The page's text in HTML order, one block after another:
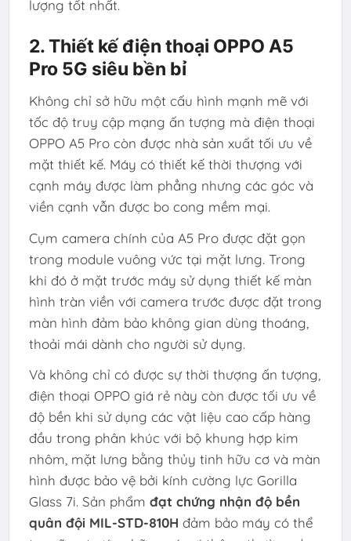
lượng tốt nhất.
2. Thiết kế điện thoại OPPO A5
Pro 5G siêu bền bỉ
Không chỉ sở hữu một cấu hình mạnh mẽ với
tốc độ truy cập mạng ấn tượng mà điện thoại
OPPO A5 Pro còn được nhà sản xuất tối ưu về
mặt thiết kế. Máy có thiết kế thời thượng với
cạnh máy được làm phẳng nhưng các góc và
viền cạnh vẫn được bo cong mềm mại.
Cụm camera chính của A5 Pro được đặt gọn
trong module vuông vức tại mặt lưng. Trong
khi đó ở mặt trước máy sử dụng thiết kế màn
hình tràn viền với camera trước được đặt trong
màn hình đảm bảo không gian dùng thoáng,
thoải mái dành cho người sử dụng.
Và không chỉ có được sự thời thượng ấn tượng,
điện thoại OPPO giá rẻ này còn được tối ưu về
độ bền khi sử dụng các vật liệu cao cấp hàng
đầu trong phân khúc với bộ khung hợp kim
nhôm, mặt lưng bằng thủy tinh hữu cơ và màn
hình được bảo vệ bởi kính cường lực Gorilla
Glass 7i. Sản phẩm đạt chứng nhận độ bền
quân đội MIL-STD-810H đảm bảo máy có thể